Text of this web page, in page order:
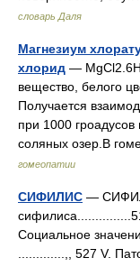
словарь Даля
Магнезиум
хлорид —
вещество, белого
Получается
при 1000
соляных озер.В
гомеопатии
СИФИЛИС —
Социальное
.............,, 527 V.